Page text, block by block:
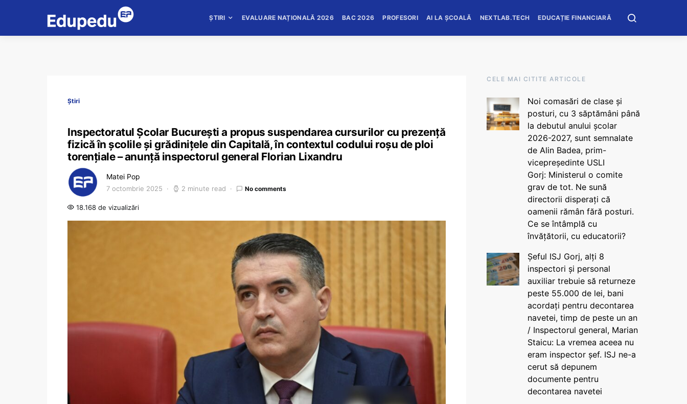
ȘTIRI EVALUARE NAȚIONALĂ 2026 BAC 2026 PROFESORI AI LA ȘCOALĂ NEXTLAB.TECH EDUCAȚIE FINANCIARĂ
Știri
Inspectoratul Școlar București a propus suspendarea cursurilor cu prezență
fizică în școlile și grădinițele din Capitală, în contextul codului roșu de ploi
torențiale – anunță inspectorul general Florian Lixandru
Matei Pop
7 octombrie 2025 2 minute read No comments
18.168 de vizualizări
CELE MAI CITITE ARTICOLE
Noi comasări de clase și
posturi, cu 3 săptămâni până
la debutul anului școlar
2026-2027, sunt semnalate
de Alin Badea, prim-
vicepreședinte USLI
Gorj: Ministerul o comite
grav de tot. Ne sună
directorii disperați că
oamenii rămân fără posturi.
Ce se întâmplă cu
învățătorii, cu educatorii?
Șeful ISJ Gorj, alți 8
inspectori și personal
auxiliar trebuie să returneze
peste 55.000 de lei, bani
acordați pentru decontarea
navetei, timp de peste un an
/ Inspectorul general, Marian
Staicu: La vremea aceea nu
eram inspector șef. ISJ ne-a
cerut să depunem
documente pentru
decontarea navetei